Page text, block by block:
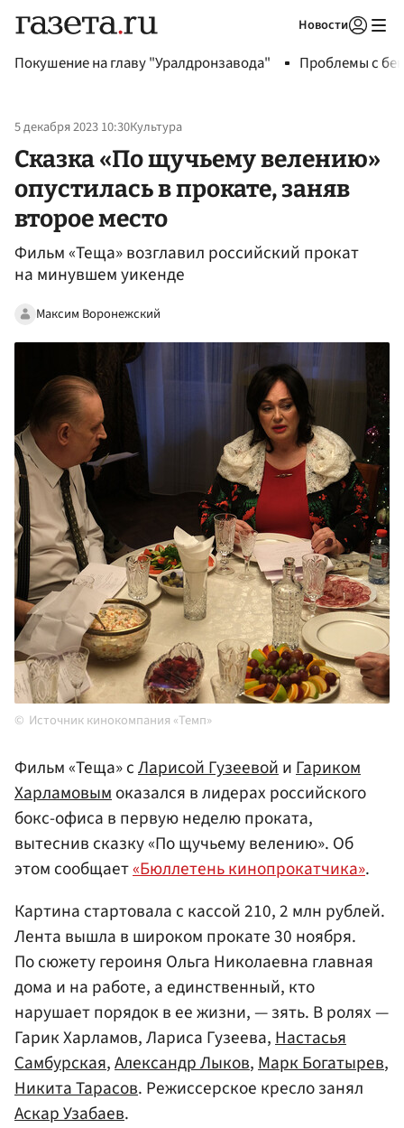
Новости
Покушение на главу "Уралдронзавода" Проблемы с
5 декабря 2023 10:30Культура
Сказка «По щучьему велению»
опустилась в прокате, заняв
второе место
Фильм «Теща» возглавил российский прокат
на минувшем уикенде
Максим Воронежский
Источник кинокомпания «Темп»
Фильм «Теща» сЛарисой ГузеевойиГариком
Харламовымоказался в лидерах российского
бокс-офиса в первую неделю проката,
вытеснив сказку «По щучьему велению». Об
этом сообщает«Бюллетень кинопрокатчика».
Картина стартовала с кассой 210, 2 млн рублей.
Лента вышла в широком прокате 30 ноября.
По сюжету героиня Ольга Николаевна главная
дома и на работе, а единственный, кто
нарушает порядок в ее жизни, — зять. В ролях —
Гарик Харламов, Лариса Гузеева,Настасья
Самбурская,Александр Лыков,Марк Богатырев,
Никита Тарасов. Режиссерское кресло занял
Аскар Узабаев.